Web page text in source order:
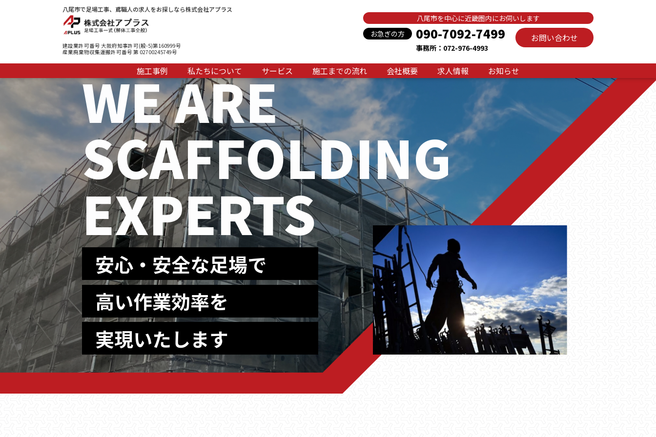
八尾市で足場工事、鳶職人の求人をお探しなら株式会社アプラス
建設業許可番号 大阪府知事許可(般-5)第160999号
産業廃棄物収集運搬許可番号 第 02700245749号
八尾市を中心に近畿圏内にお伺いします
お急ぎの方
090-7092-7499
事務所：072-976-4993
お問い合わせ
施工事例 私たちについて サービス 施工までの流れ 会社概要 求人情報 お知らせ
WE ARE
SCAFFOLDING
EXPERTS
安心・安全な足場で
高い作業効率を
実現いたします